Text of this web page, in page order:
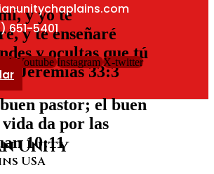
y yo te
y te enseñaré
y ocultas que tú
Jeremias 33:3
pastor; el buen
da por las
10:11
651-5401
Youtube Instagram X-twitter
Unity
USA